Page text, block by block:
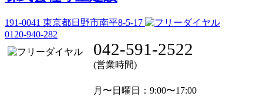
191-0041 東京都日野市南平8-5-17
0120-940-282
042-591-2522
(営業時間)
月〜日曜日 ：9:00〜17:00